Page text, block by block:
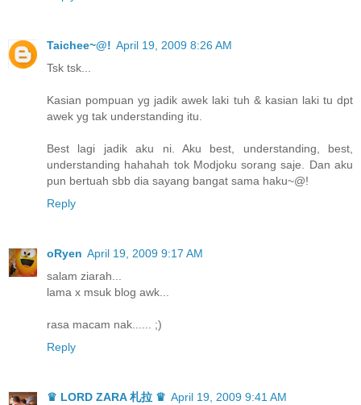
Taichee~@! April 19, 2009 8:26 AM
Tsk tsk...
Kasian pompuan yg jadik awek laki tuh & kasian laki tu dpt
awek yg tak understanding itu.
Best lagi jadik aku ni. Aku best, understanding, best,
understanding hahahah tok Modjoku sorang saje. Dan aku
pun bertuah sbb dia sayang bangat sama haku~@!
Reply
oRyen April 19, 2009 9:17 AM
salam ziarah...
lama x msuk blog awk...
rasa macam nak...... ;)
Reply
♛ LORD ZARA 札拉 ♛ April 19, 2009 9:41 AM